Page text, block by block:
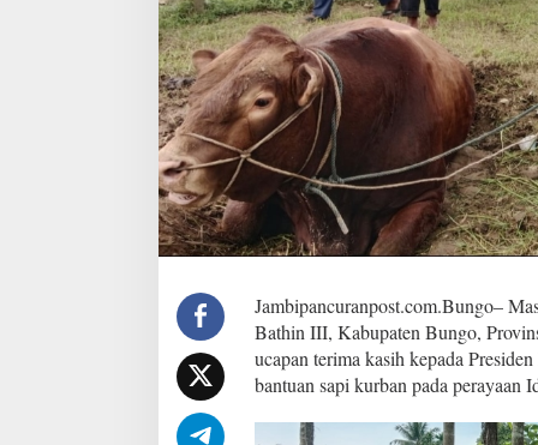
U
a
p
T
m
K
a
s
h
Jambipancuranpost.com.Bungo–
Bathin III, Kabupaten Bungo,
ucapan terima kasih kepada
bantuan sapi kurban pada perayaan